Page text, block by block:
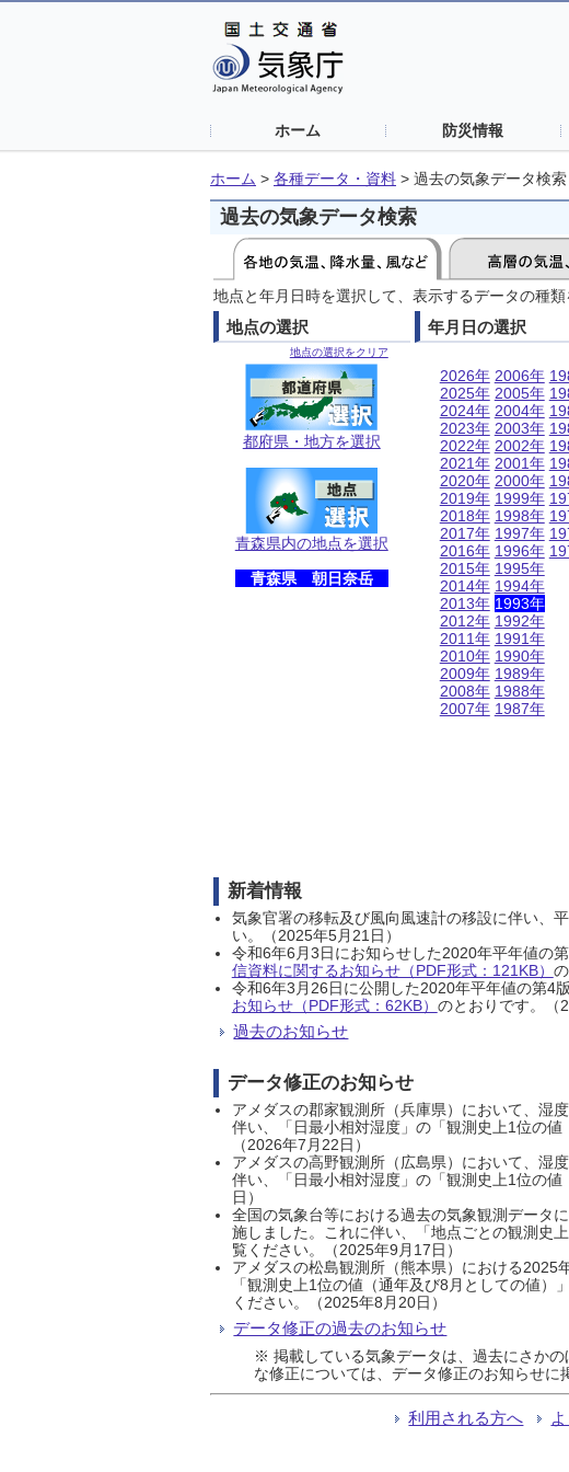
ホーム 防災情報
ホーム > 各種データ・資料 > 過去の気象データ検索
過去の気象データ検索
地点と年月日時を選択して、表示するデータの種類
地点の選択
地点の選択をクリア
都府県・地方を選択
青森県内の地点を選択
青森県 朝日奈岳
年月日の選択
2026年
2025年
2024年
2023年
2022年
2021年
2020年
2019年
2018年
2017年
2016年
2015年
2014年
2013年
2012年
2011年
2010年
2009年
2008年
2007年
2006年
2005年
2004年
2003年
2002年
2001年
2000年
1999年
1998年
1997年
1996年
1995年
1994年
1993年
1992年
1991年
1990年
1989年
1988年
1987年
新着情報
気象官署の移転及び風向風速計の移設に伴い、
い。（2025年5月21日）
令和6年6月3日にお知らせした2020年平年値の
信資料に関するお知らせ（PDF形式：121KB）
令和6年3月26日に公開した2020年平年値の第4
お知らせ（PDF形式：62KB） のとおりです。（
過去のお知らせ
データ修正のお知らせ
アメダスの郡家観測所（兵庫県）において、湿
伴い、「日最小相対湿度」の「観測史上1位の
（2026年7月22日）
アメダスの高野観測所（広島県）において、湿
伴い、「日最小相対湿度」の「観測史上1位の
日）
全国の気象台等における過去の気象観測データ
施しました。これに伴い、「地点ごとの観測史
覧ください。（2025年9月17日）
アメダスの松島観測所（熊本県）における2025
「観測史上1位の値（通年及び8月としての値
ください。（2025年8月20日）
データ修正の過去のお知らせ
※ 掲載している気象データは、過去にさか
な修正については、データ修正のお知らせに
利用される方へ